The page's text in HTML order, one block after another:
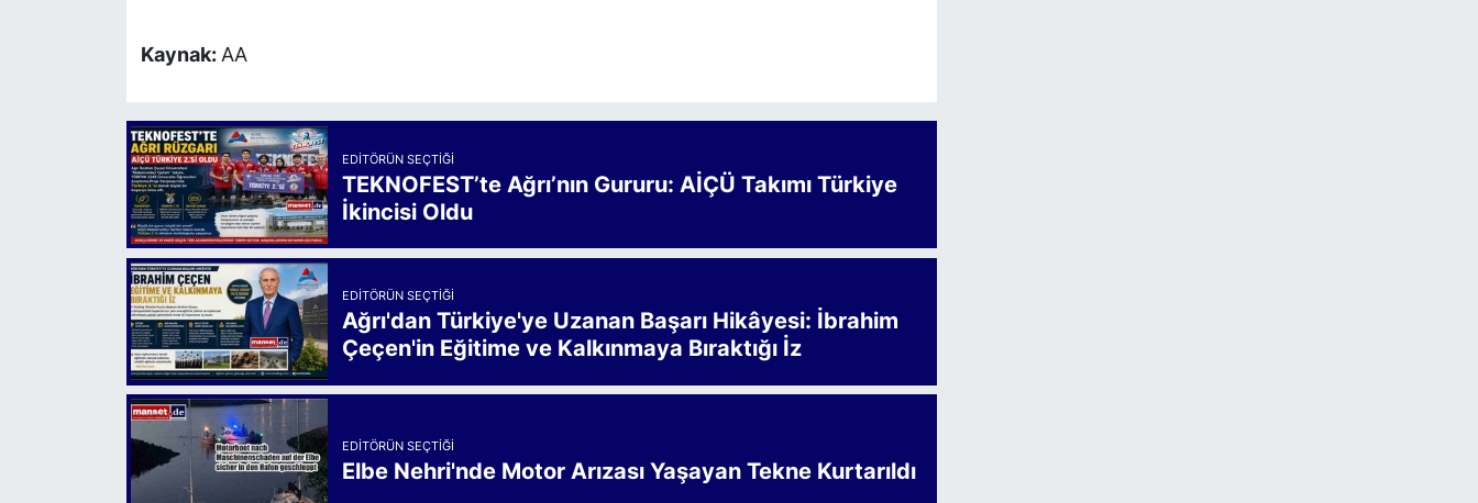
Kaynak: AA
EDITÖRÜN SEÇTIĞI
TEKNOFEST’te Ağrı’nın Gururu: AİÇÜ Takımı Türkiye
İkincisi Oldu
EDITÖRÜN SEÇTIĞI
Ağrı'dan Türkiye'ye Uzanan Başarı Hikâyesi: İbrahim
Çeçen'in Eğitime ve Kalkınmaya Bıraktığı İz
EDITÖRÜN SEÇTIĞI
Elbe Nehri'nde Motor Arızası Yaşayan Tekne Kurtarıldı